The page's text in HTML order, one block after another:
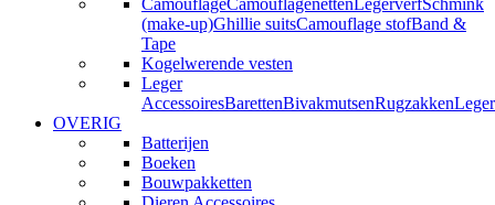
CamouflageCamouflagenettenLegerverfSchmink
(make-up)Ghillie suitsCamouflage stofBand &
Tape
Kogelwerende vesten
Leger
AccessoiresBarettenBivakmutsenRugzakken
OVERIG
Batterijen
Boeken
Bouwpakketten